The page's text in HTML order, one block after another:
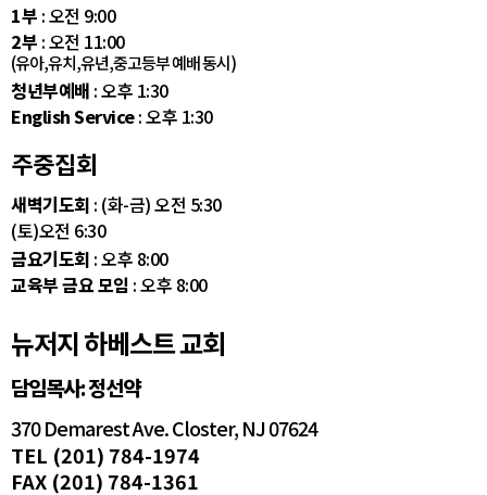
1부 : 오전 9:00
2부 : 오전 11:00
(유아,유치,유년,중고등부 예배 동시)
청년부예배 : 오후 1:30
English Service: 오후 1:30
주중집회
새벽기도회 : (화-금) 오전 5:30
(토)오전 6:30
금요기도회 : 오후 8:00
교육부 금요 모임 : 오후 8:00
뉴저지 하베스트 교회
담임목사: 정선약
370 Demarest Ave. Closter, NJ 07624
TEL (201) 784-1974
FAX (201) 784-1361